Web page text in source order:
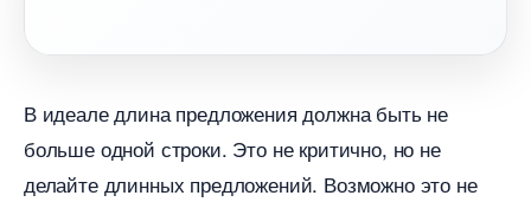
идеале длина предложения должна быть не
ольше одной строки. Это не критично, но не
делайте длинных предложений. Возможно это не